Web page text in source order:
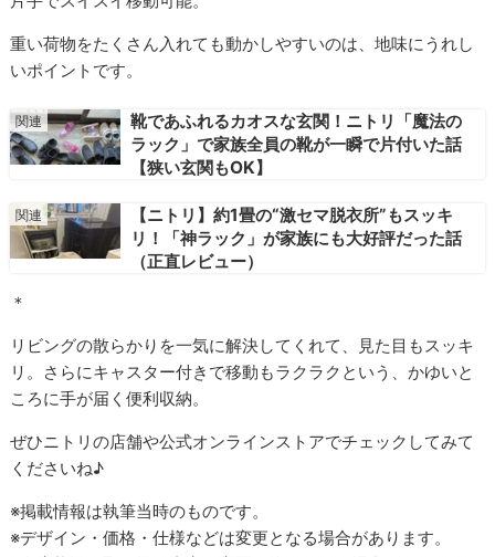
重い荷物をたくさん入れても動かしやすいのは、地味にうれし
いポイントです。
靴であふれるカオスな玄関！ニトリ「魔法の
ラック」で家族全員の靴が一瞬で片付いた話
【狭い玄関もOK】
【ニトリ】約1畳の“激セマ脱衣所”もスッキ
リ！「神ラック」が家族にも大好評だった話
（正直レビュー）
＊
リビングの散らかりを一気に解決してくれて、見た目もスッキ
リ。さらにキャスター付きで移動もラクラクという、かゆいと
ころに手が届く便利収納。
ぜひニトリの店舗や公式オンラインストアでチェックしてみて
くださいね♪
※掲載情報は執筆当時のものです。
※デザイン・価格・仕様などは変更となる場合があります。